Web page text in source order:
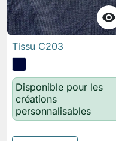

Tissu C203
Disponible pour les
créations
personnalisables